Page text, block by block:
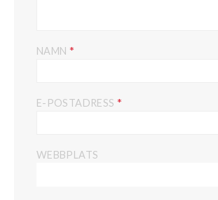
NAMN *
E-POSTADRESS *
WEBBPLATS